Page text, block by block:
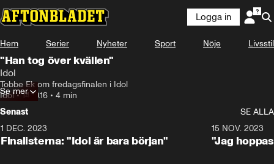
Logga in
Hem Serier Nyheter Sport Nöje Livsstil
"Han tog över kvällen"
Idol
Tobbe Ek om fredagsfinalen i Idol
Idol•14.10.16 • 4 min
Se mer
Senast
SE ALLA
1 DEC. 2023
Finalisterna: "Idol är bara början"
15 NOV. 2023
"Jag